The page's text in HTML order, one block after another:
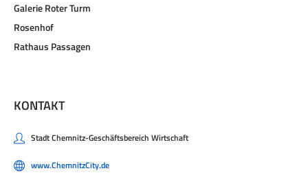
Galerie Roter Turm
Rosenhof
Rathaus Passagen
KONTAKT
Stadt Chemnitz-Geschäftsbereich Wirtschaft
www.ChemnitzCity.de